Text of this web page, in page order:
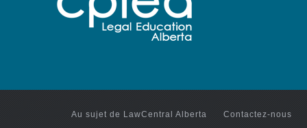
Au sujet de LawCentral Alberta Contactez-nous